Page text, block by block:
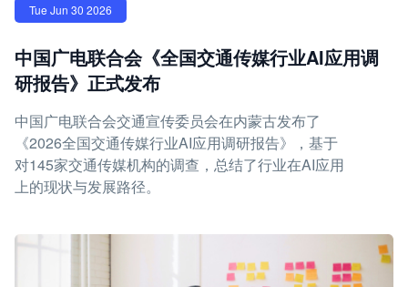
Tue Jun 30 2026
中国广电联合会《全国交通传媒行业AI应用调
研报告》正式发布
中国广电联合会交通宣传委员会在内蒙古发布了
《2026全国交通传媒行业AI应用调研报告》，基于
对145家交通传媒机构的调查，总结了行业在AI应用
上的现状与发展路径。